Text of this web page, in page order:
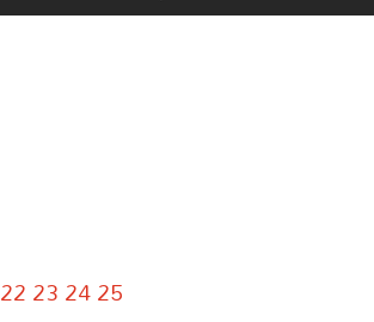
22232425